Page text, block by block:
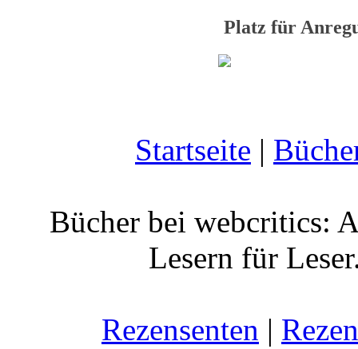
Platz für
Startseite |
Bücher bei webcritics:
Lesern für
Rezensenten |